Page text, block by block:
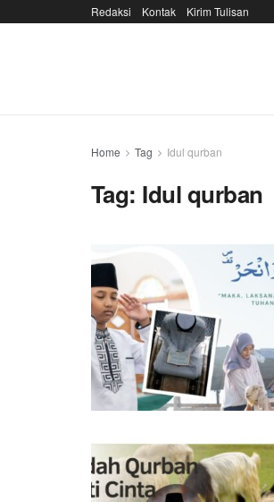
Redaksi Kontak Kirim Tulisan
Home Tag Idul qurban
Tag: Idul qurban